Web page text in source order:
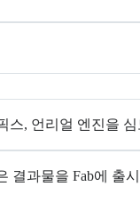
. 더보기 버튼으로
스, 언리얼 엔진을
과물을 Fab에 출